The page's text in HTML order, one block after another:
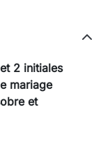
2 initiales
mariage
et